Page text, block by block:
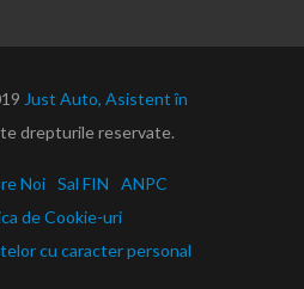
Just Auto, Asistent în
drepturile reservate.
Noi Sal FIN
ANPC
de Cookie-uri
cu caracter personal